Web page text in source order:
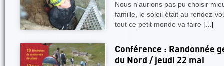
Nous n'aurions pas pu choisir
famille, le soleil était au rendez-
tout ce petit monde va faire [...]
Conférence : Randonnée
du Nord / jeudi 22 mai